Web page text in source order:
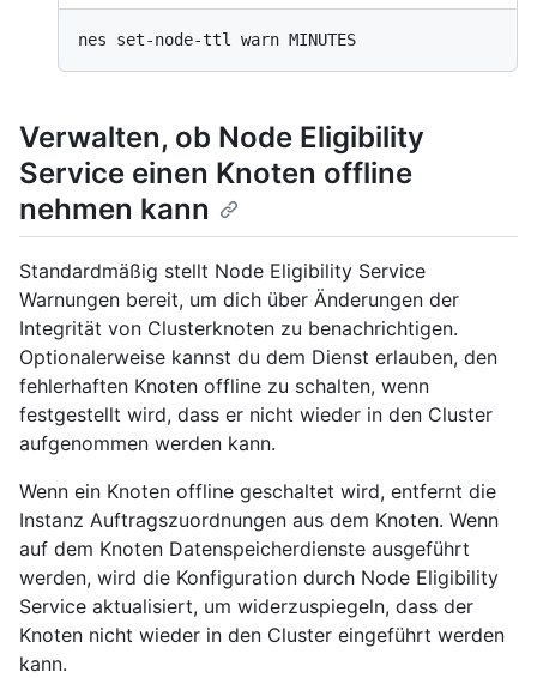
Verwalten, ob Node Eligibility
Service einen Knoten offline
nehmen kann
Standardmäßig stellt Node Eligibility Service
Warnungen bereit, um dich über Änderungen der
Integrität von Clusterknoten zu benachrichtigen.
Optionalerweise kannst du dem Dienst erlauben, den
fehlerhaften Knoten offline zu schalten, wenn
festgestellt wird, dass er nicht wieder in den Cluster
aufgenommen werden kann.
Wenn ein Knoten offline geschaltet wird, entfernt die
Instanz Auftragszuordnungen aus dem Knoten. Wenn
auf dem Knoten Datenspeicherdienste ausgeführt
werden, wird die Konfiguration durch Node Eligibility
Service aktualisiert, um widerzuspiegeln, dass der
Knoten nicht wieder in den Cluster eingeführt werden
kann.